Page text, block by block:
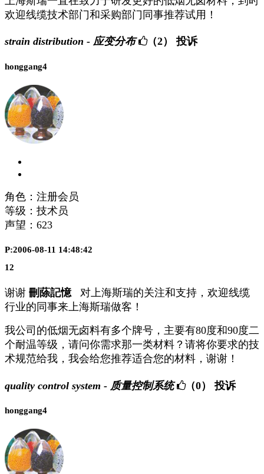
欢迎线缆技术部门和采购部门同事推荐试用！
strain distribution - 应变分布 （2） 投诉
honggang4
角色：注册会员
等级：技术员
声望： 623
P:2006-08-11 14:48:42
12
谢谢 刪蒢記憶 对上海斯瑞的关注和支持，欢迎线缆
行业的同事来上海斯瑞做客！
我公司的低烟无卤料有多个牌号，主要有80度和90度二
个耐温等级，请问你需求那一类材料？请将你要求的技
术规范给我，我会给您推荐适合您的材料，谢谢！
quality control system - 质量控制系统 （0） 投诉
honggang4